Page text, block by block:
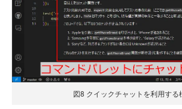
図8 クイックチャットを利用する